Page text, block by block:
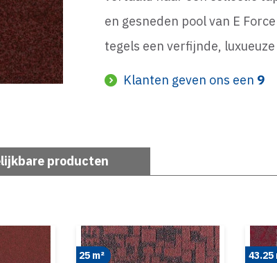
en gesneden pool van E
tegels een verfijnde,
Klanten geven ons een 9
producten
25 m² 43.25